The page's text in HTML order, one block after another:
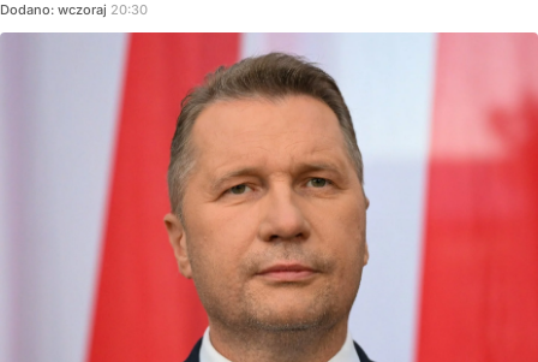
Dodano: wczoraj 20:30